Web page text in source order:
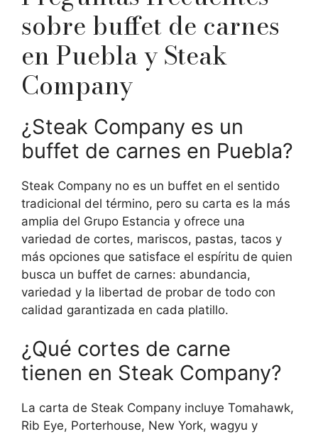
sobre buffet de carnes
en Puebla y Steak
Company
¿Steak Company es un
buffet de carnes en Puebla?
Steak Company no es un buffet en el sentido
tradicional del término, pero su carta es la más
amplia del Grupo Estancia y ofrece una
variedad de cortes, mariscos, pastas, tacos y
más opciones que satisface el espíritu de quien
busca un buffet de carnes: abundancia,
variedad y la libertad de probar de todo con
calidad garantizada en cada platillo.
¿Qué cortes de carne
tienen en Steak Company?
La carta de Steak Company incluye Tomahawk,
Rib Eye, Porterhouse, New York, wagyu y